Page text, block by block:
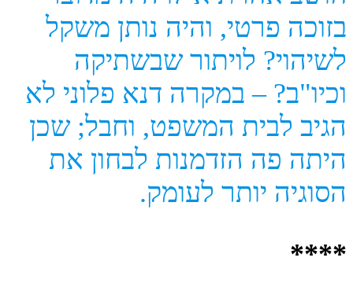
בזוכה פרטי, והיה נותן משקל
לשיהוי? לויתור שבשתיקה
וכיו"ב? – במקרה דנא פלוני לא
הגיב לבית המשפט, וחבל; שכן
היתה פה הזדמנות לבחון את
הסוגיה יותר לעומק.
****